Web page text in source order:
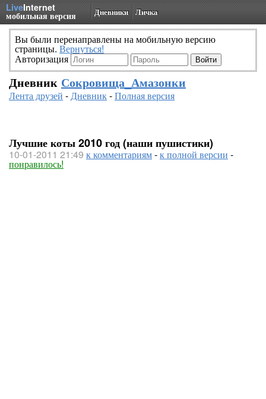
LiveInternet
мобильная версия Дневники Личка
Вы были перенаправлены на мобильную версию
страницы. Вернуться!
Авторизация
Дневник Сокровища_Амазонки
Лента друзей -Дневник-Полная версия
Лучшие коты 2010 год (наши пушистики)
10-01-2011 21:49 к комментариям-к полной версии -
понравилось!